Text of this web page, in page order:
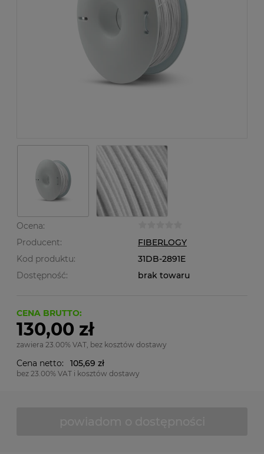
Ocena:
Producent:
FIBERLOGY
Kod produktu:
31DB-2891E
Dostępność:
brak towaru
CENA BRUTTO:
130,00 zł
zawiera 23.00% VAT, bez kosztów dostawy
Cena netto: 105,69 zł
bez 23.00% VAT i kosztów dostawy